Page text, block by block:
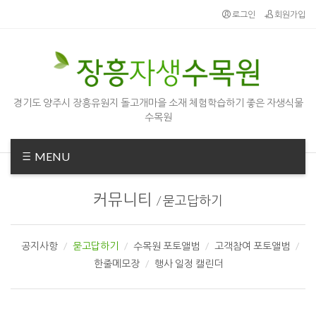
로그인 회원가입
경기도 양주시 장흥유원지 돌고개마을 소재 체험학습하기 좋은 자생식물
수목원
MENU
커뮤니티 /묻고답하기
공지사항 묻고답하기 수목원 포토앨범
고객참여 포토앨범
한줄메모장
행사 일정 캘린더